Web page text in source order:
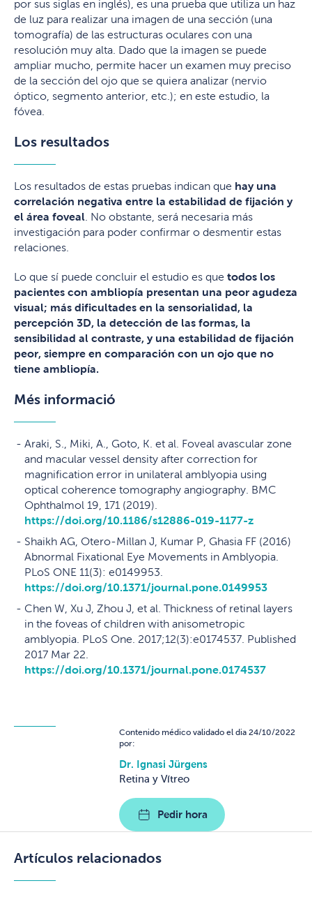
por sus siglas en inglés), es una prueba que utiliza un haz
de luz para realizar una imagen de una sección (una
tomografía) de las estructuras oculares con una
resolución muy alta. Dado que la imagen se puede
ampliar mucho, permite hacer un examen muy preciso
de la sección del ojo que se quiera analizar (nervio
óptico, segmento anterior, etc.); en este estudio, la
fóvea.
Los resultados
Los resultados de estas pruebas indican que hay una
correlación negativa entre la estabilidad de fijación y
el área foveal . No obstante, será necesaria más
investigación para poder confirmar o desmentir estas
relaciones.
Lo que sí puede concluir el estudio es que todos los
pacientes con ambliopía presentan una peor agudeza
visual; más dificultades en la sensorialidad, la
percepción 3D, la detección de las formas, la
sensibilidad al contraste, y una estabilidad de fijación
peor, siempre en comparación con un ojo que no
tiene ambliopía.
Més informació
Araki, S., Miki, A., Goto, K. et al. Foveal avascular zone
and macular vessel density after correction for
magnification error in unilateral amblyopia using
optical coherence tomography angiography. BMC
Ophthalmol 19, 171 (2019).
https://doi.org/10.1186/s12886-019-1177-z
Shaikh AG, Otero-Millan J, Kumar P, Ghasia FF (2016)
Abnormal Fixational Eye Movements in Amblyopia.
PLoS ONE 11(3): e0149953.
https://doi.org/10.1371/journal.pone.0149953
Chen W, Xu J, Zhou J, et al. Thickness of retinal layers
in the foveas of children with anisometropic
amblyopia. PLoS One. 2017;12(3):e0174537. Published
2017 Mar 22.
https://doi.org/10.1371/journal.pone.0174537
Contenido médico validado el dia 24/10/2022
por:
Dr. Ignasi Jürgens
Retina y Vítreo
Pedir hora
Artículos relacionados